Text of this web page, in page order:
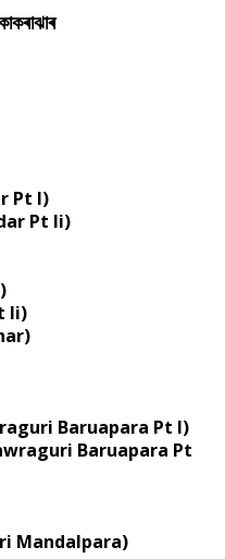
Pt I)
Pt Ii)
Ii)
Baruapara Pt I)
Baruapara Pt
Mandalpara)